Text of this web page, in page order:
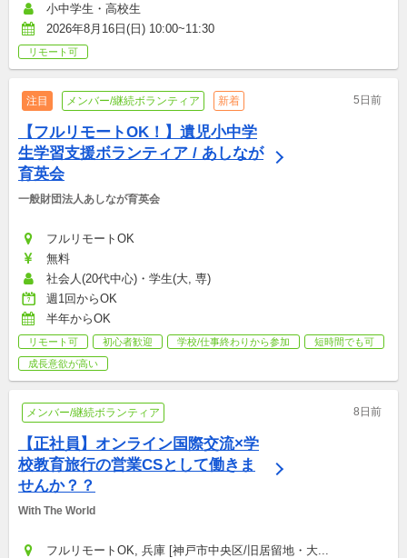
小中学生・高校生
2026年8月16日(日) 10:00~11:30
リモート可
注目 メンバー/継続ボランティア 新着 5日前
【フルリモートOK！】遺児小中学
生学習支援ボランティア / あしなが
育英会
一般財団法人あしなが育英会
フルリモートOK
無料
社会人(20代中心)・学生(大, 専)
週1回からOK
半年からOK
リモート可 初心者歓迎 学校/仕事終わりから参加
短時間でも可
成長意欲が高い
メンバー/継続ボランティア 8日前
【正社員】オンライン国際交流×学
校教育旅行の営業CSとして働きま
せんか？？
With The World
フルリモートOK, 兵庫 [神戸市中央区/旧居留地・大...